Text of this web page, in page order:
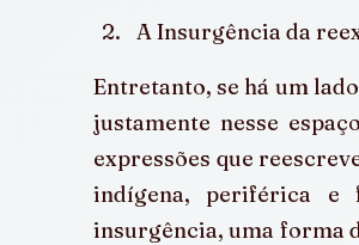
A Insurgência da
Entretanto, se há um
justamente nesse
expressões que
indígena, periférica
insurgência, uma forma